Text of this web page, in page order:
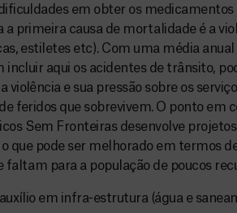
em obter os medicamentos
a primeira causa de mortalidade é a
estiletes etc). Com uma média
incluir aqui os acidentes de trânsito,
violência e sua pressão sobre os
feridos que sobrevivem. O ponto em
Sem Fronteiras desenvolve
que pode ser melhorado em termos
faltam para a população de poucos
em infra-estrutura (água e